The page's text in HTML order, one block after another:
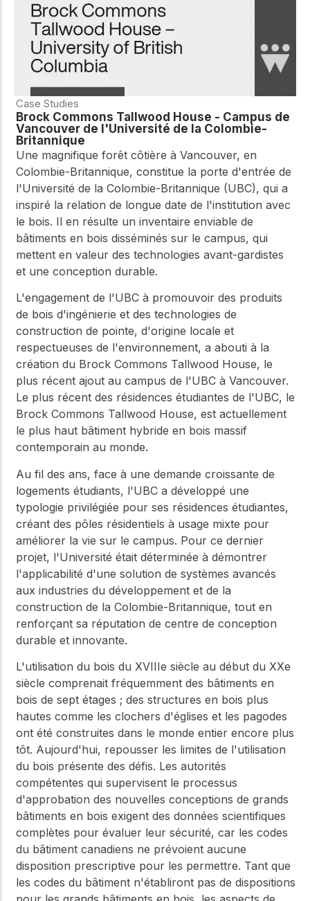
Case Studies
Brock Commons Tallwood House - Campus de
Vancouver de l'Université de la Colombie-
Britannique
Une magnifique forêt côtière à Vancouver, en
Colombie-Britannique, constitue la porte d'entrée de
l'Université de la Colombie-Britannique (UBC), qui a
inspiré la relation de longue date de l'institution avec
le bois. Il en résulte un inventaire enviable de
bâtiments en bois disséminés sur le campus, qui
mettent en valeur des technologies avant-gardistes
et une conception durable.
L'engagement de l'UBC à promouvoir des produits
de bois d'ingénierie et des technologies de
construction de pointe, d'origine locale et
respectueuses de l'environnement, a abouti à la
création du Brock Commons Tallwood House, le
plus récent ajout au campus de l'UBC à Vancouver.
Le plus récent des résidences étudiantes de l'UBC, le
Brock Commons Tallwood House, est actuellement
le plus haut bâtiment hybride en bois massif
contemporain au monde.
Au fil des ans, face à une demande croissante de
logements étudiants, l'UBC a développé une
typologie privilégiée pour ses résidences étudiantes,
créant des pôles résidentiels à usage mixte pour
améliorer la vie sur le campus. Pour ce dernier
projet, l'Université était déterminée à démontrer
l'applicabilité d'une solution de systèmes avancés
aux industries du développement et de la
construction de la Colombie-Britannique, tout en
renforçant sa réputation de centre de conception
durable et innovante.
L'utilisation du bois du XVIIIe siècle au début du XXe
siècle comprenait fréquemment des bâtiments en
bois de sept étages ; des structures en bois plus
hautes comme les clochers d'églises et les pagodes
ont été construites dans le monde entier encore plus
tôt. Aujourd'hui, repousser les limites de l'utilisation
du bois présente des défis. Les autorités
compétentes qui supervisent le processus
d'approbation des nouvelles conceptions de grands
bâtiments en bois exigent des données scientifiques
complètes pour évaluer leur sécurité, car les codes
du bâtiment canadiens ne prévoient aucune
disposition prescriptive pour les permettre. Tant que
les codes du bâtiment n'établiront pas de dispositions